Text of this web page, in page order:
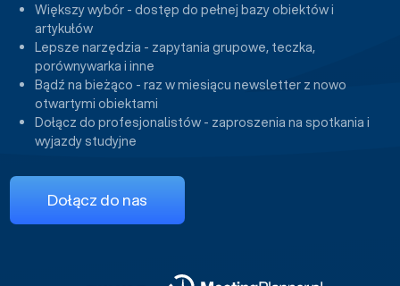
Większy wybór - dostęp do pełnej bazy obiektów i
artykułów
Lepsze narzędzia - zapytania grupowe, teczka,
porównywarka i inne
Bądź na bieżąco - raz w miesiącu newsletter z nowo
otwartymi obiektami
Dołącz do profesjonalistów - zaproszenia na spotkania i
wyjazdy studyjne
Dołącz do nas